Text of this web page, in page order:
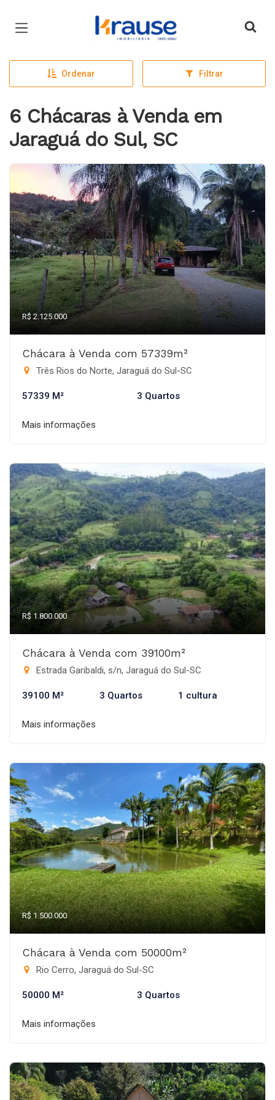
Página inicial
Ordenar Filtrar
6 Chácaras à Venda em
Jaraguá do Sul, SC
R$ 2.125.000
Chácara à Venda com 57339m²
Três Rios do Norte, Jaraguá do Sul-SC
57339 M² 3 Quartos
Mais informações
R$ 1.800.000
Chácara à Venda com 39100m²
Estrada Garibaldi, s/n, Jaraguá do Sul-SC
39100 M² 3 Quartos 1 cultura
Mais informações
R$ 1.500.000
Chácara à Venda com 50000m²
Rio Cerro, Jaraguá do Sul-SC
50000 M² 3 Quartos
Mais informações